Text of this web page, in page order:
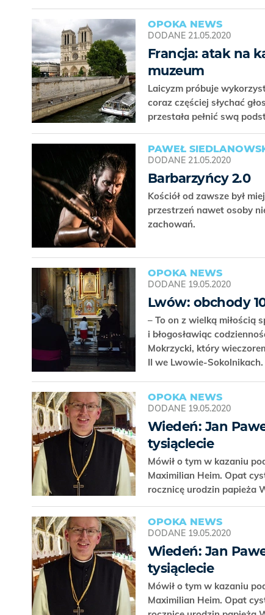
OPOKA NEWS
DODANE 21.05.2020
Francja: atak na
muzeum
Laicyzm próbuje
coraz częściej słychać
przestała pełnić swą
PAWEŁ
DODANE 21.05.2020
Barbarzyńcy 2.0
Kościół od zawsze był
przestrzeń nawet osoby
zachowań.
OPOKA NEWS
DODANE 19.05.2020
Lwów: obchody
– To on z wielką miłością
i błogosławiąc
Mokrzycki, który
II we Lwowie-Sokolnikach.
OPOKA NEWS
DODANE 19.05.2020
Wiedeń: Jan
tysiąclecie
Mówił o tym w kazaniu
Maximilian Heim. Opat
rocznicę urodzin papieża
OPOKA NEWS
DODANE 19.05.2020
Wiedeń: Jan
tysiąclecie
Mówił o tym w kazaniu
Maximilian Heim. Opat